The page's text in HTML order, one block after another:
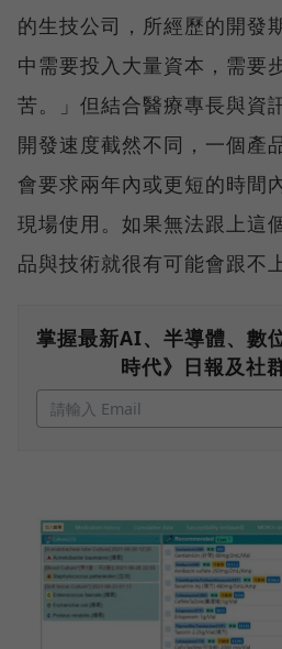
的生技公司，所經歷的開發
中需要投入大量資本，需要
苦。」但結合醫療專長與資
開發速度截然不同，一個產
會要求兩年內或更短的時間
現場使用。如果無法跟上這
品與技術就很有可能會跟不
掌握最新AI、半導體、數
時代》日報及社